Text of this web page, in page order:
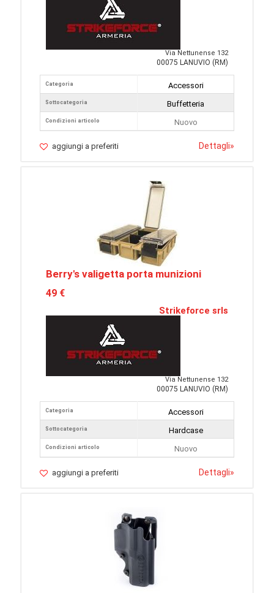
Via Nettunense 132
00075 LANUVIO (RM)
Categoria
Sottocategoria
Condizioni articolo
Accessori
Buffetteria
Nuovo
aggiungi a preferiti Dettagli»
Berry's valigetta porta munizioni
49 €
Strikeforce srls
Via Nettunense 132
00075 LANUVIO (RM)
Categoria
Sottocategoria
Condizioni articolo
Accessori
Hardcase
Nuovo
aggiungi a preferiti Dettagli»